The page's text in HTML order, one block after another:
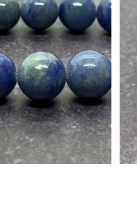
産インディゴライト
スレット【鑑別済み】